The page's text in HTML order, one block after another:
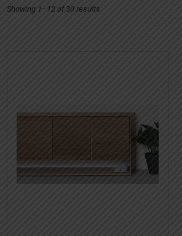
Showing 1–12 of 30 results